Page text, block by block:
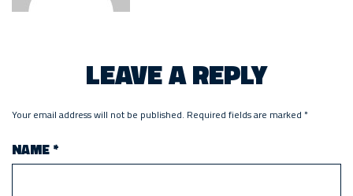
LEAVE A REPLY
Your email address will not be published. Required fields are marked *
NAME*